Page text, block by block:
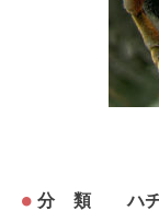
分 類 ハチ